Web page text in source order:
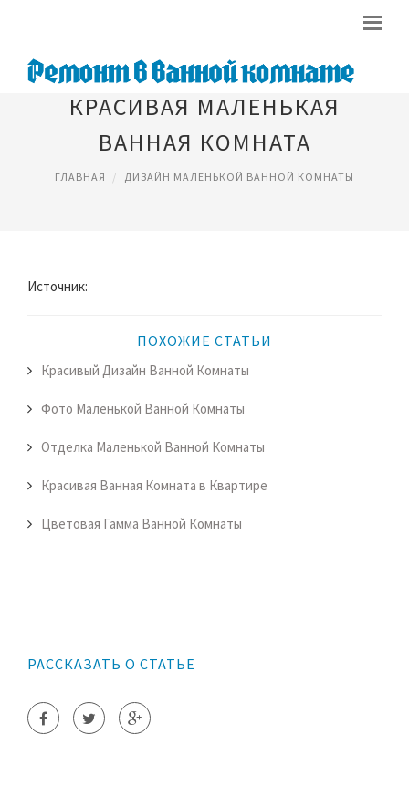
КРАСИВАЯ МАЛЕНЬКАЯ
ВАННАЯ КОМНАТА
ГЛАВНАЯ ДИЗАЙН МАЛЕНЬКОЙ ВАННОЙ КОМНАТЫ
Источник:
ПОХОЖИЕ СТАТЬИ
Красивый Дизайн Ванной Комнаты
Фото Маленькой Ванной Комнаты
Отделка Маленькой Ванной Комнаты
Красивая Ванная Комната в Квартире
Цветовая Гамма Ванной Комнаты
РАССКАЗАТЬ О СТАТЬЕ